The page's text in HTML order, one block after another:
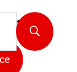
Zoeken